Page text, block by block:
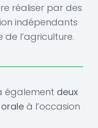
réaliser par des
indépendants
l’agriculture.
également deux
à l’occasion